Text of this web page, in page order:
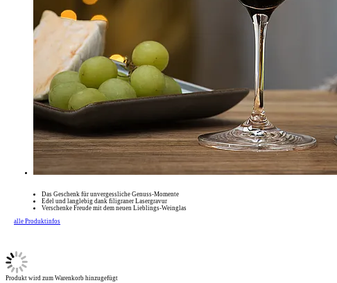
Das Geschenk für unvergessliche Genuss-Momente
Edel und langlebig dank filigraner Lasergravur
Verschenke Freude mit dem neuen Lieblings-Weinglas
alle Produktinfos
Produkt wird zum Warenkorb hinzugefügt